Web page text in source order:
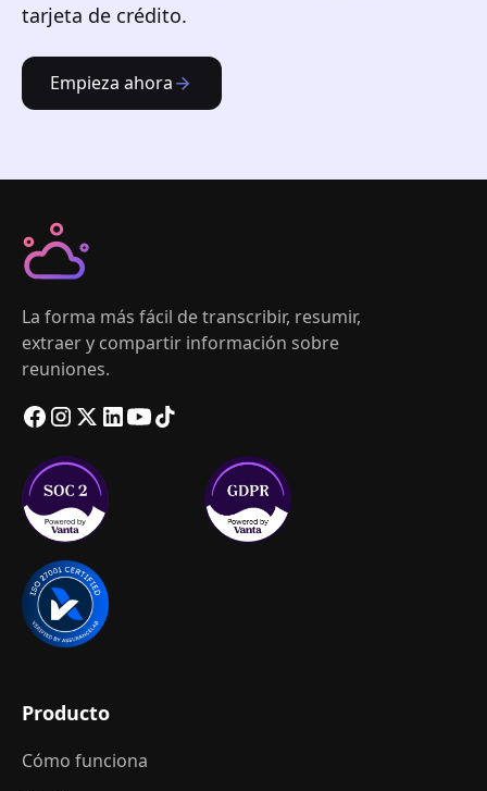
tarjeta de crédito.
Empieza ahora
La forma más fácil de transcribir, resumir,
extraer y compartir información sobre
reuniones.
Producto
Cómo funciona